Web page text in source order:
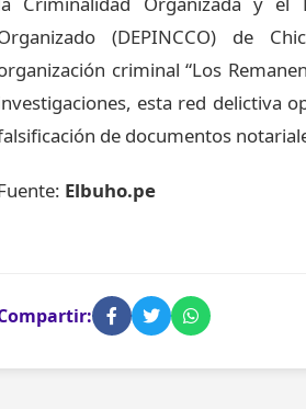
(DEPINCCO) de
criminal “Los
esta red delictiva
de documentos
Elbuho.pe